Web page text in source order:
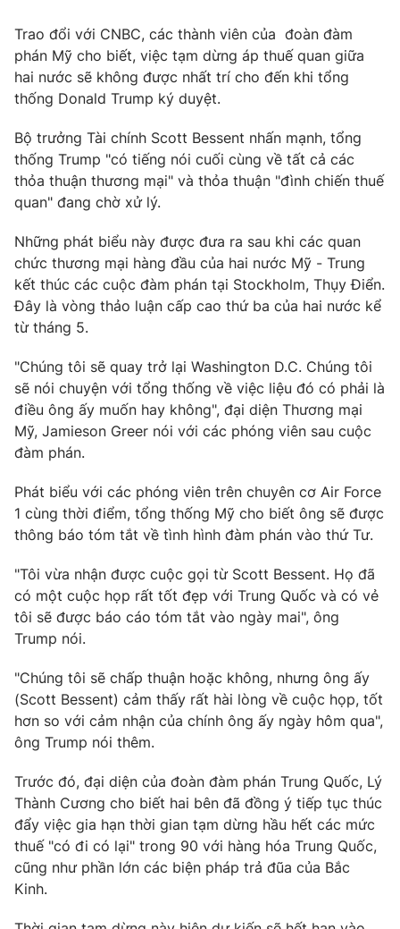
Tư vấn
Chuyên mục khác
Emagazine Podcast
Photo Infographic
Video
VTV Money VTV Thể thao
VTV Sức khoẻ Bất động sản
Thị trường 24h Tấm lòng Việt
VTV4 Vươn mình bằng AI
Liên hệ tòa soạn English
THỜI BÁO VTV
Theo dõi báo trên
Cơ quan chủ quản:Đài Truyền hình Việt Nam
Cơ quan báo chí:Thời báo VTV
Giấy phép hoạt động báo in và báo điện tử số 483/GP-BTTTT
cấp ngày 29/12/2023
Tổng Biên tập:Vũ Thanh Thủy
Phó Tổng Biên tập:Nguyễn Thị Mỹ Hạnh, Phạm Quốc Thắng,
Nguyễn Trọng Ninh
Trao đổi với CNBC, các thành viên của đoàn đàm
phán Mỹ cho biết, việc tạm dừng áp thuế quan giữa
hai nước sẽ không được nhất trí cho đến khi tổng
thống Donald Trump ký duyệt.
Bộ trưởng Tài chính Scott Bessent nhấn mạnh, tổng
thống Trump "có tiếng nói cuối cùng về tất cả các
thỏa thuận thương mại" và thỏa thuận "đình chiến thuế
quan" đang chờ xử lý.
Những phát biểu này được đưa ra sau khi các quan
chức thương mại hàng đầu của hai nước Mỹ - Trung
kết thúc các cuộc đàm phán tại Stockholm, Thụy Điển.
Đây là vòng thảo luận cấp cao thứ ba của hai nước kể
từ tháng 5.
"Chúng tôi sẽ quay trở lại Washington D.C. Chúng tôi
sẽ nói chuyện với tổng thống về việc liệu đó có phải là
điều ông ấy muốn hay không", đại diện Thương mại
Mỹ, Jamieson Greer nói với các phóng viên sau cuộc
đàm phán.
Phát biểu với các phóng viên trên chuyên cơ Air Force
1 cùng thời điểm, tổng thống Mỹ cho biết ông sẽ được
thông báo tóm tắt về tình hình đàm phán vào thứ Tư.
"Tôi vừa nhận được cuộc gọi từ Scott Bessent. Họ đã
có một cuộc họp rất tốt đẹp với Trung Quốc và có vẻ
tôi sẽ được báo cáo tóm tắt vào ngày mai", ông
Trump nói.
"Chúng tôi sẽ chấp thuận hoặc không, nhưng ông ấy
(Scott Bessent) cảm thấy rất hài lòng về cuộc họp, tốt
hơn so với cảm nhận của chính ông ấy ngày hôm qua",
ông Trump nói thêm.
Trước đó, đại diện của đoàn đàm phán Trung Quốc, Lý
Thành Cương cho biết hai bên đã đồng ý tiếp tục thúc
đẩy việc gia hạn thời gian tạm dừng hầu hết các mức
thuế "có đi có lại" trong 90 với hàng hóa Trung Quốc,
cũng như phần lớn các biện pháp trả đũa của Bắc
Kinh.